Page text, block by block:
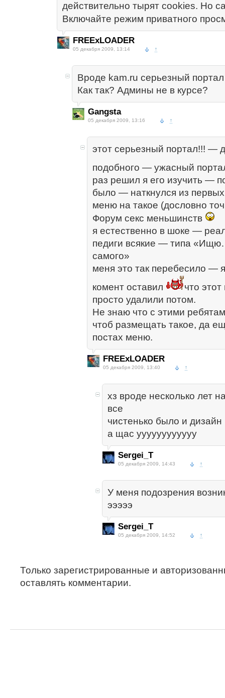
действительно тырят cookies. Но
Включайте режим приватного
FREExLOADER
05 декабря 2009, 13:14 ↑
Вроде kam.ru серьезный
Как так? Админы не в курсе?
Gangsta
05 декабря 2009, 13:16 ↑
этот серьезный портал!!! —
подобного — ужасный
раз решил я его изучить —
было — наткнулся из
меню на такое (дословно
Форум секс меньшинств
я естественно в шоке —
педиги всякие — типа
самого»
меня это так перебесило —
комент оставил
что
просто удалили потом.
Не знаю что с этими
чтоб размещать такое, да
постах меню.
FREExLOADER
05 декабря 2009, 13:40 ↑
хз вроде несколько лет
все
чистенько было и дизайн
а щас уууууууууууу
Sergei_T
05 декабря 2009, 14:43 ↑
У меня подозрения
эээээ
Sergei_T
05 декабря 2009, 14:52 ↑
Только зарегистрированные и
оставлять комментарии.